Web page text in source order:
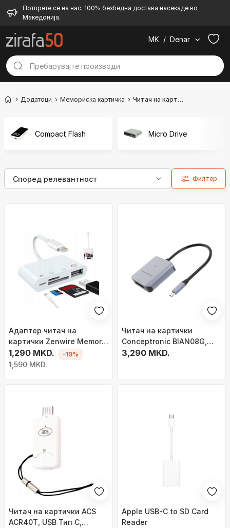
Потпрете се на нас. 100% безбедна достава насекаде во
Македонија.
MK / Denar
Додатоци Мемориска картичка Читач на картички
Compact Flash Micro Drive
Филтер
Адаптер читач на
картички Zenwire Memory
Card Reader, Lightning, SD
Micro SD USB 256GB, бел
1,290 MKD.
1,590 MKD.
-19%
Читач на картички
Conceptronic BIAN08G,
CFexpress 2.0 Type B, USB
3,290 MKD.
Читач на картички ACS
ACR40T, USB Тип C,
Apple USB-C to SD Card
Reader